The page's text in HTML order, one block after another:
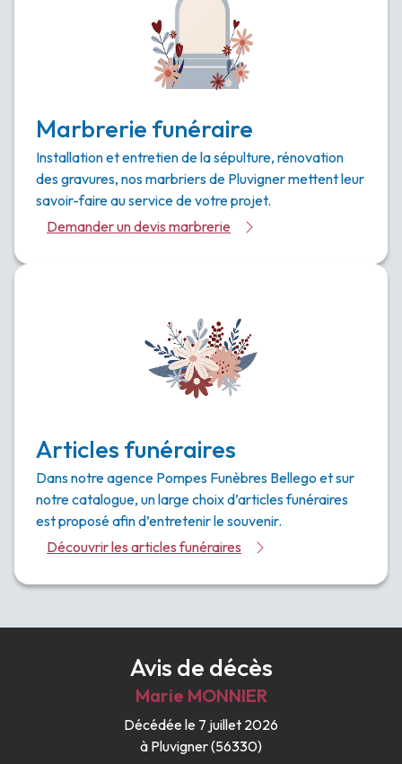
Marbrerie funéraire
Installation et entretien de la sépulture, rénovation
des gravures, nos marbriers de Pluvigner mettent leur
savoir-faire au service de votre projet.
Demander un devis marbrerie
Articles funéraires
Dans notre agence Pompes Funèbres Bellego et sur
notre catalogue, un large choix d’articles funéraires
est proposé afin d’entretenir le souvenir.
Découvrir les articles funéraires
Avis de décès
Marie MONNIER
Décédée le 7 juillet 2026
à Pluvigner (56330)